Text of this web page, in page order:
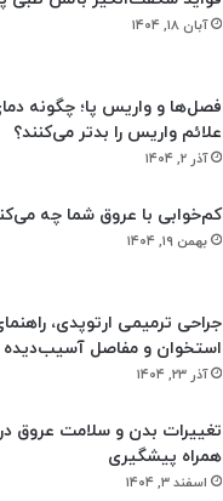
آبان ۱۸, ۱۴۰۴
فصل‌ها و واریس پا؛ چگونه
علائم واریس را بدتر می‌کنند؟
آذر ۲, ۱۴۰۴
کم‌خوابی با عروق شما چه
بهمن ۱۹, ۱۴۰۴
جراحی ترمیمی ارتوپدی،
استخوان و مفاصل آسیب‌دیده
آذر ۲۳, ۱۴۰۴
تغییرات بدن و سلامت عروق در
همراه پیشگیری
اسفند ۳, ۱۴۰۴